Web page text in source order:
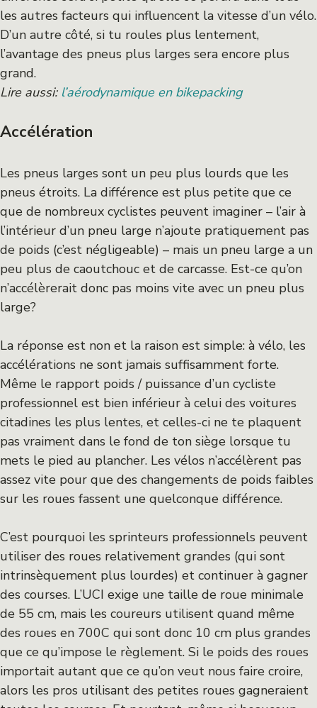
les autres facteurs qui influencent la vitesse d’un vélo.
D’un autre côté, si tu roules plus lentement,
l’avantage des pneus plus larges sera encore plus
grand.
Lire aussi: l’aérodynamique en bikepacking
Accélération
Les pneus larges sont un peu plus lourds que les
pneus étroits. La différence est plus petite que ce
que de nombreux cyclistes peuvent imaginer – l’air à
l’intérieur d’un pneu large n’ajoute pratiquement pas
de poids (c’est négligeable) – mais un pneu large a un
peu plus de caoutchouc et de carcasse. Est-ce qu’on
n’accélèrerait donc pas moins vite avec un pneu plus
large?
La réponse est non et la raison est simple: à vélo, les
accélérations ne sont jamais suffisamment forte.
Même le rapport poids / puissance d’un cycliste
professionnel est bien inférieur à celui des voitures
citadines les plus lentes, et celles-ci ne te plaquent
pas vraiment dans le fond de ton siège lorsque tu
mets le pied au plancher. Les vélos n’accélèrent pas
assez vite pour que des changements de poids faibles
sur les roues fassent une quelconque différence.
C’est pourquoi les sprinteurs professionnels peuvent
utiliser des roues relativement grandes (qui sont
intrinsèquement plus lourdes) et continuer à gagner
des courses. L’UCI exige une taille de roue minimale
de 55 cm, mais les coureurs utilisent quand même
des roues en 700C qui sont donc 10 cm plus grandes
que ce qu’impose le règlement. Si le poids des roues
importait autant que ce qu’on veut nous faire croire,
alors les pros utilisant des petites roues gagneraient